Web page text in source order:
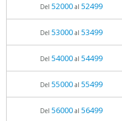
Del 52000al 52499
Del 53000al 53499
Del 54000al 54499
Del 55000al 55499
Del 56000al 56499